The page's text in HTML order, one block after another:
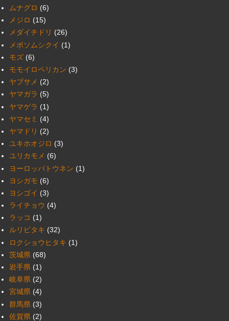
ムナグロ (6)
メジロ (15)
メダイチドリ (26)
メボソムシクイ (1)
モズ (6)
モモイロペリカン (3)
ヤブサメ (2)
ヤマガラ (5)
ヤマゲラ (1)
ヤマセミ (4)
ヤマドリ (2)
ユキホオジロ (3)
ユリカモメ (6)
ヨーロッパトウネン (1)
ヨシガモ (6)
ヨシゴイ (3)
ライチョウ (4)
ラッコ (1)
ルリビタキ (32)
ロクショウヒタキ (1)
茨城県 (68)
岩手県 (1)
岐阜県 (2)
宮城県 (4)
群馬県 (3)
佐賀県 (2)